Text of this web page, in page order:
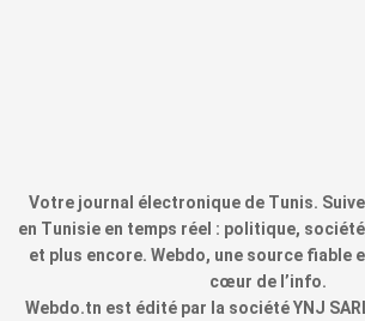
Votre journal électronique de Tunis.
en Tunisie en temps réel : politique,
et plus encore. Webdo, une source fiable
cœur de l’info.
Webdo.tn est édité par la société YNJ